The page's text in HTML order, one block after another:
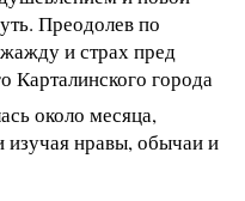
Преодолев по
и страх пред
Карталинского города
около месяца,
изучая нравы, обычаи и